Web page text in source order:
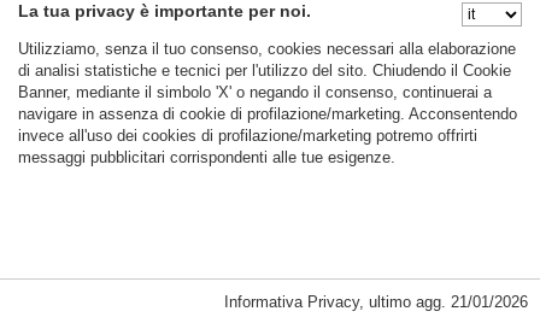
La tua privacy è importante per noi.
Utilizziamo, senza il tuo consenso, cookies necessari alla elaborazione
di analisi statistiche e tecnici per l'utilizzo del sito. Chiudendo il Cookie
Banner, mediante il simbolo 'X' o negando il consenso, continuerai a
navigare in assenza di cookie di profilazione/marketing. Acconsentendo
invece all'uso dei cookies di profilazione/marketing potremo offrirti
messaggi pubblicitari corrispondenti alle tue esigenze.
Nascondi Opzioni
Informativa Privacy, ultimo agg. 21/01/2026